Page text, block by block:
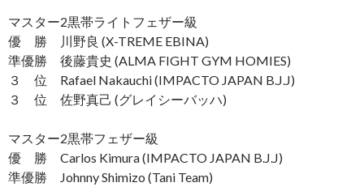
マスター2黒帯ライトフェザー級
優 勝 川野良 (X-TREME EBINA)
準優勝 後藤貴史 (ALMA FIGHT GYM HOMIES)
３ 位 Rafael Nakauchi (IMPACTO JAPAN B.J.J)
３ 位 佐野真己 (グレイシーバッハ)
マスター2黒帯フェザー級
優 勝 Carlos Kimura (IMPACTO JAPAN B.J.J)
準優勝 Johnny Shimizo (Tani Team)